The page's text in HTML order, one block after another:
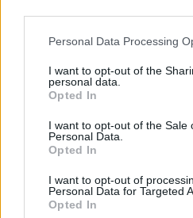
Please note that this website/
not limited to your visit or usage
grant or deny consent to Google
use your data for below
consent section.
Personal Data Processing
I want to opt-out of the
personal data.
Opted In
I want to opt-out of the Sale
Personal Data.
Opted In
I want to opt-out of
Personal Data for Targeted
Opted In
Luxury Club
Il Calcio Online
World Music
Money 365
Zona Nerd
B2B Magazine
People Magazine